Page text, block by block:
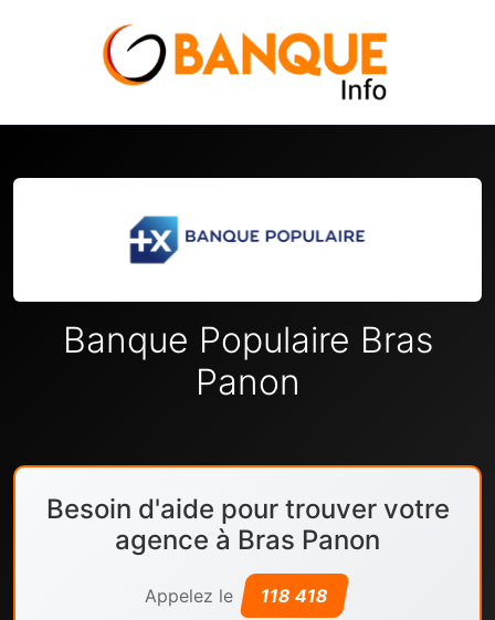
Banque Populaire Bras
Panon
Besoin d'aide pour trouver votre
agence à Bras Panon
Appelez le 118 418